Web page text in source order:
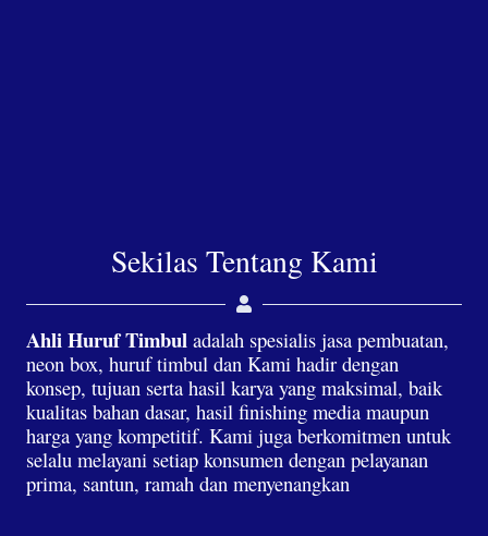
Sekilas Tentang Kami
Ahli Huruf Timbul adalah spesialis jasa pembuatan,
neon box, huruf timbul dan Kami hadir dengan
konsep, tujuan serta hasil karya yang maksimal, baik
kualitas bahan dasar, hasil finishing media maupun
harga yang kompetitif. Kami juga berkomitmen untuk
selalu melayani setiap konsumen dengan pelayanan
prima, santun, ramah dan menyenangkan